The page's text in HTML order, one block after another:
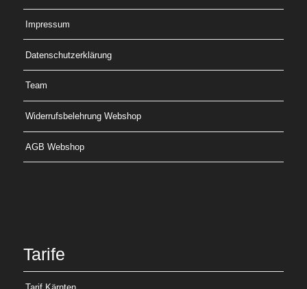
Impressum
Datenschutzerklärung
Team
Widerrufsbelehrung Webshop
AGB Webshop
Tarife